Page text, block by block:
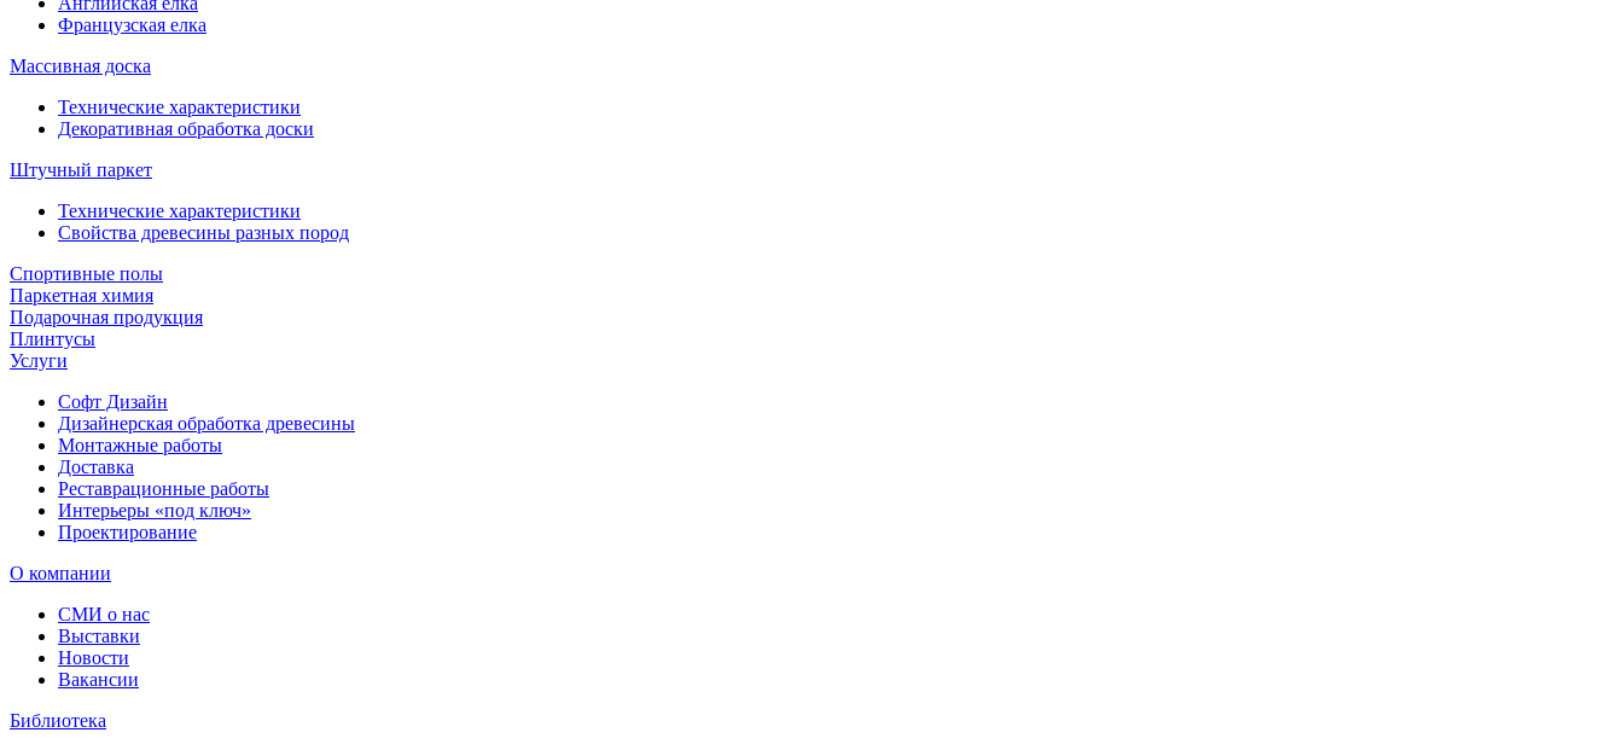
Французская елка
Массивная доска
Технические характеристики
Декоративная обработка доски
Штучный паркет
Технические характеристики
Свойства древесины разных пород
Спортивные полы
Паркетная химия
Подарочная продукция
Плинтусы
Услуги
Софт Дизайн
Дизайнерская обработка древесины
Монтажные работы
Доставка
Реставрационные работы
Интерьеры «под ключ»
Проектирование
О компании
СМИ о нас
Выставки
Новости
Вакансии
Библиотека